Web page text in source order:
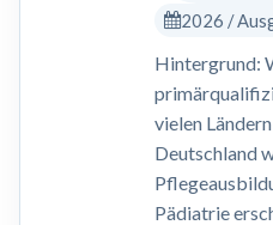
2026 /
Hintergrund:
vielen
Deutschland
Pädiatrie